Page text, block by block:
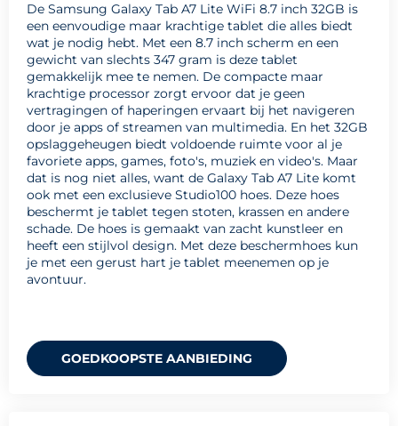
De Samsung Galaxy Tab A7 Lite WiFi 8.7 inch 32GB is
een eenvoudige maar krachtige tablet die alles biedt
wat je nodig hebt. Met een 8.7 inch scherm en een
gewicht van slechts 347 gram is deze tablet
gemakkelijk mee te nemen. De compacte maar
krachtige processor zorgt ervoor dat je geen
vertragingen of haperingen ervaart bij het navigeren
door je apps of streamen van multimedia. En het 32GB
opslaggeheugen biedt voldoende ruimte voor al je
favoriete apps, games, foto's, muziek en video's. Maar
dat is nog niet alles, want de Galaxy Tab A7 Lite komt
ook met een exclusieve Studio100 hoes. Deze hoes
beschermt je tablet tegen stoten, krassen en andere
schade. De hoes is gemaakt van zacht kunstleer en
heeft een stijlvol design. Met deze beschermhoes kun
je met een gerust hart je tablet meenemen op je
avontuur.
GOEDKOOPSTE AANBIEDING